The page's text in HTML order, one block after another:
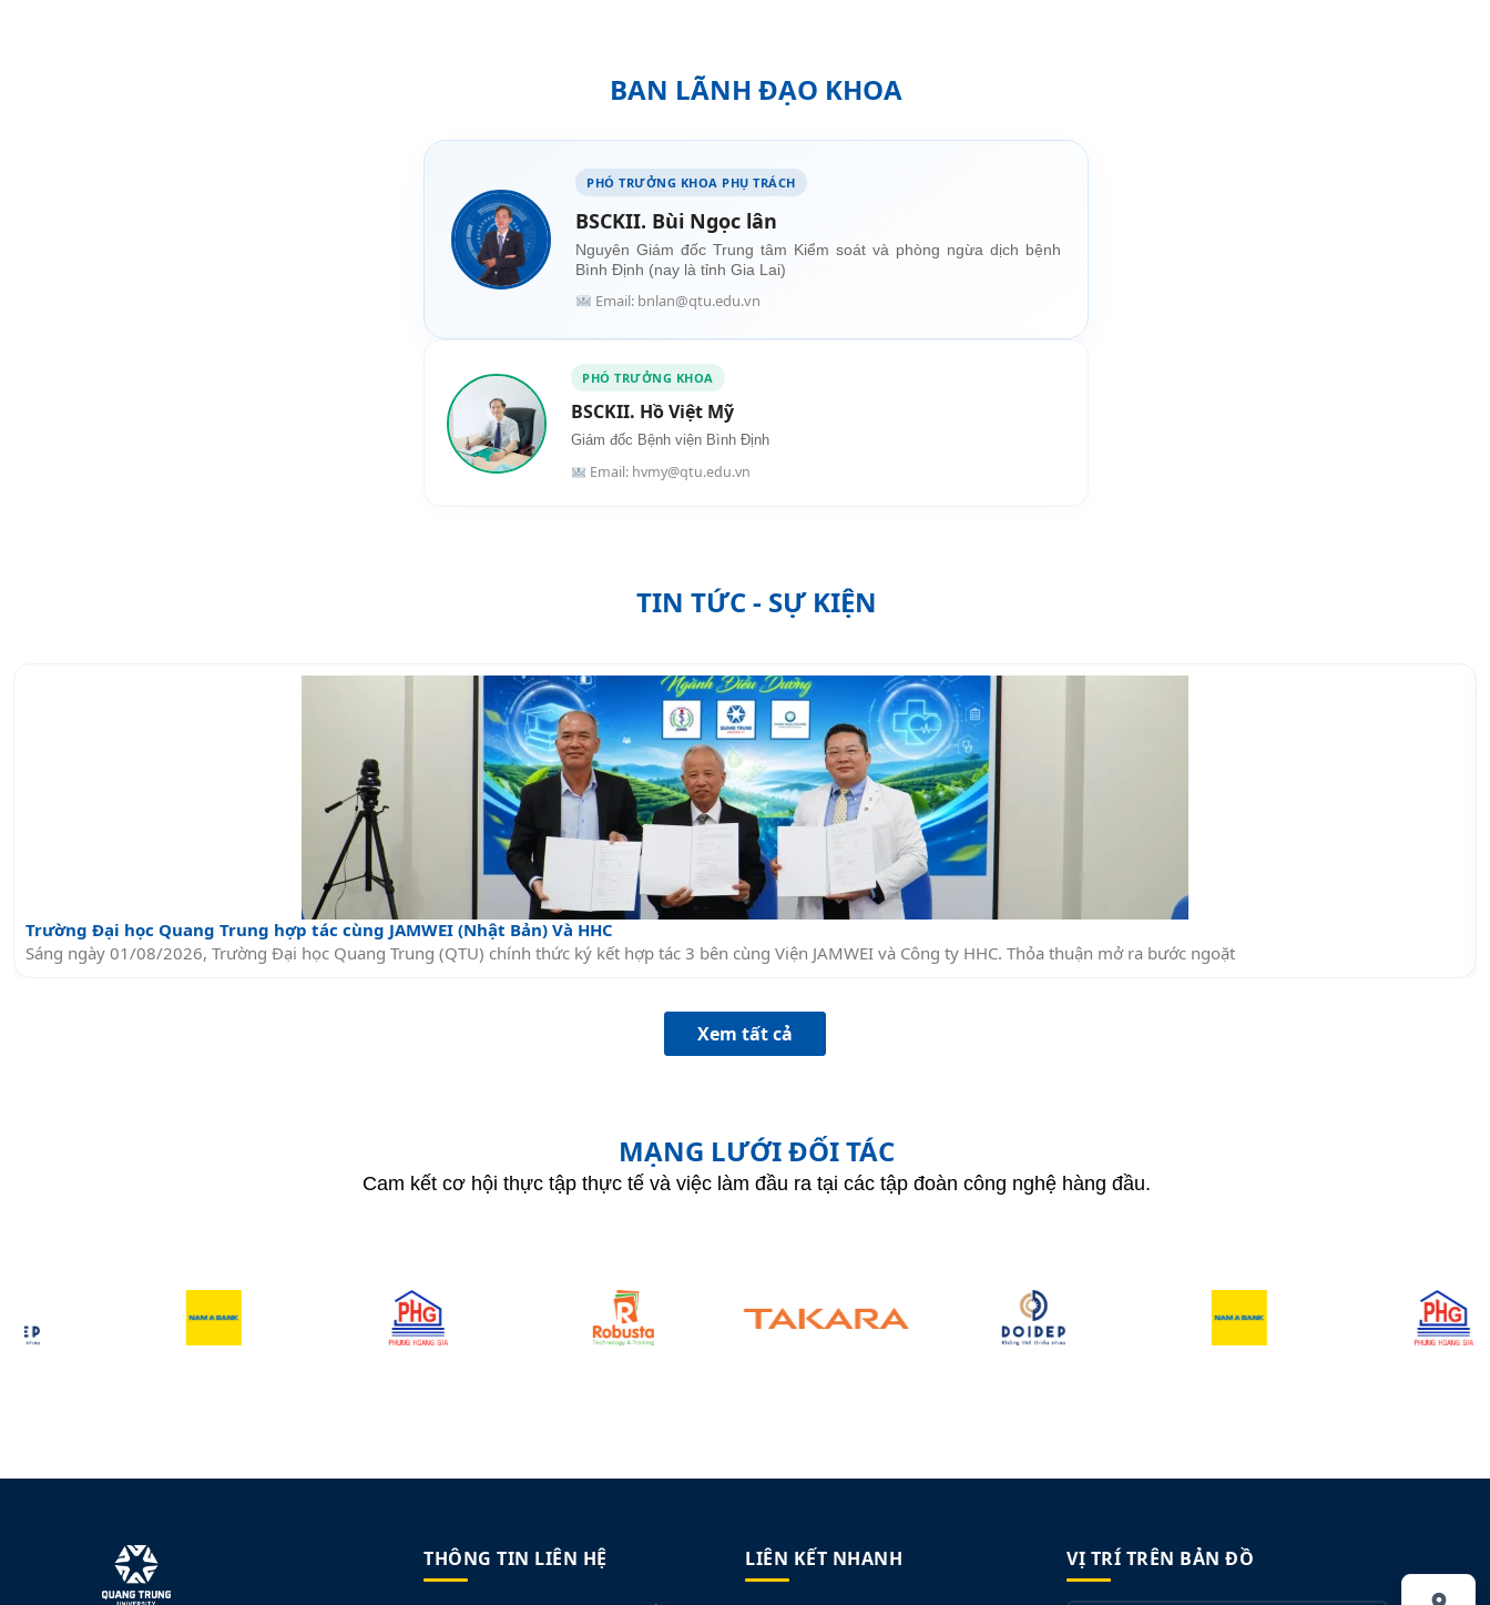
BAN LÃNH ĐẠO KHOA
PHÓ TRƯỞNG KHOA PHỤ TRÁCH
BSCKII. Bùi Ngọc lân
Nguyên Giám đốc Trung tâm Kiểm soát và phòng ngừa dịch bệnh
Bình Định (nay là tỉnh Gia Lai)
Email: bnlan@qtu.edu.vn
PHÓ TRƯỞNG KHOA
BSCKII. Hồ Việt Mỹ
Giám đốc Bệnh viện Bình Định
Email: hvmy@qtu.edu.vn
TIN TỨC - SỰ KIỆN
Trường Đại học Quang Trung hợp tác cùng JAMWEI (Nhật Bản) Và HHC
Sáng ngày 01/08/2026, Trường Đại học Quang Trung (QTU) chính thức ký kết hợp tác 3 bên cùng Viện JAMWEI và Công ty HHC. Thỏa thuận mở ra bước ngoặt
Xem tất cả
MẠNG LƯỚI ĐỐI TÁC
Cam kết cơ hội thực tập thực tế và việc làm đầu ra tại các tập đoàn công nghệ hàng đầu.
THÔNG TIN LIÊN HỆ LIÊN KẾT NHANH VỊ TRÍ TRÊN BẢN ĐỒ